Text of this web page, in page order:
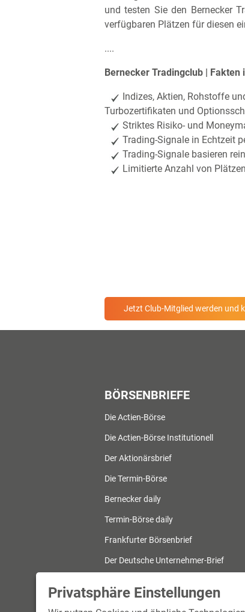
und testen Sie den Bernecker
verfügbaren Plätzen für diesen
....
Bernecker Tradingclub | Fakten
Indizes, Aktien, Rohstoffe
Turbozertifikaten und
Striktes Risiko- und
Trading-Signale in Echtzeit
Trading-Signale basieren
Limitierte Anzahl von Plätzen
Jetzt Club-Mitglied werden und
BÖRSENBRIEFE
Die Actien-Börse
Die Actien-Börse Institutionell
Der Aktionärsbrief
Die Termin-Börse
Bernecker daily
Termin-Börse daily
Frankfurter Börsenbrief
Der Deutsche Unternehmer-Brief
Privatsphäre Einstellungen